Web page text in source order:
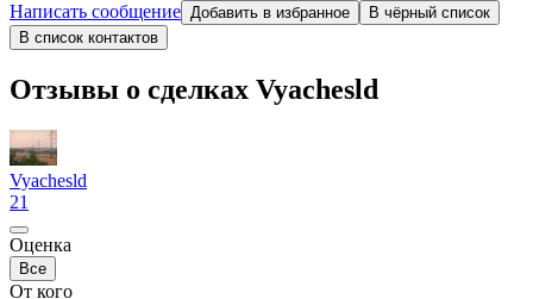
Написать сообщение Добавить в избранное
В чёрный список
В список контактов
Отзывы о сделках Vyachesld
Vyachesld
21
Оценка
Все
От кого